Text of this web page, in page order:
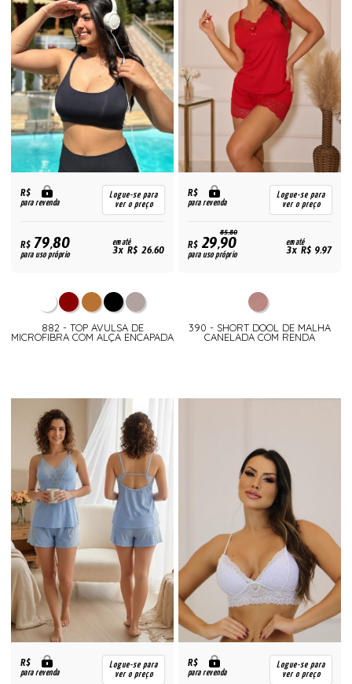
R$
para revenda
Logue-se para
ver o preço
R$79,80
para uso próprio
em até
3x R$ 26,60
882 - TOP AVULSA DE
MICROFIBRA COM ALÇA ENCAPADA
R$
para revenda
Logue-se para
ver o preço
85,80
R$29,90
para uso próprio
em até
3x R$ 9,97
390 - SHORT DOOL DE MALHA
CANELADA COM RENDA
R$
para revenda
Logue-se para
ver o preço
R$
para revenda
Logue-se para
ver o preço